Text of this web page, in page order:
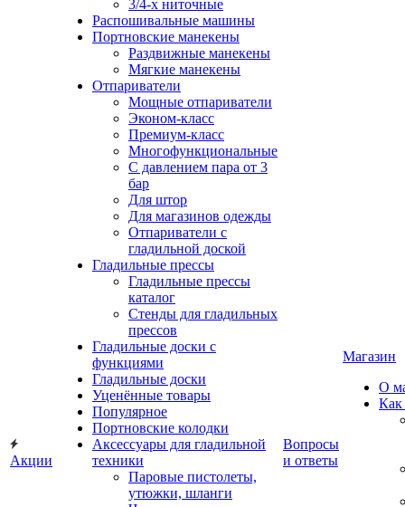
Акции
3/4-х ниточные
Распошивальные машины
Портновские манекены
Раздвижные манекены
Мягкие манекены
Отпариватели
Мощные отпариватели
Эконом-класс
Премиум-класс
Многофункциональные
С давлением пара от 3
бар
Для штор
Для магазинов одежды
Отпариватели с
гладильной доской
Гладильные прессы
Гладильные прессы
каталог
Стенды для гладильных
прессов
Гладильные доски с
функциями
Гладильные доски
Уценённые товары
Популярное
Портновские колодки
Аксессуары для гладильной
техники
Паровые пистолеты,
утюжки, шланги
Вопросы
и ответы
Магазин
О
Как